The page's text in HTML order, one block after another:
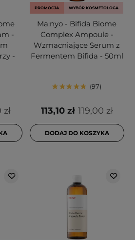
-
-
PROMOCJA WYBÓR KOSMETOLOGA
Ma:nyo - Bifida Biome
Complex Ampoule -
Wzmacniające Serum z
Fermentem Bifida - 50ml
97
119,00 zł
113,10 zł
DODAJ DO KOSZYKA